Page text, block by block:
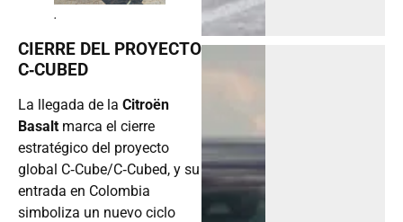
.
CIERRE DEL PROYECTO
C‑CUBED
La llegada de la Citroën
Basalt marca el cierre
estratégico del proyecto
global C‑Cube/C‑Cubed, y su
entrada en Colombia
simboliza un nuevo ciclo